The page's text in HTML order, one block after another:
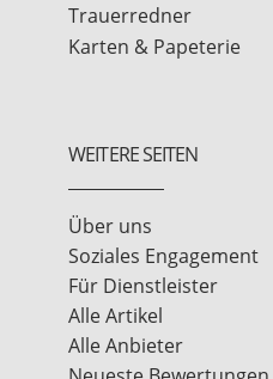
Trauerredner
Karten & Papeterie
WEITERE SEITEN
Über uns
Soziales Engagement
Für Dienstleister
Alle Artikel
Alle Anbieter